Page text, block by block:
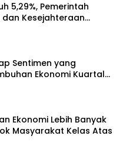
5,29%, Pemerintah
dan Kesejahteraan
Sentimen yang
Ekonomi Kuartal
Ekonomi Lebih Banyak
Masyarakat Kelas Atas